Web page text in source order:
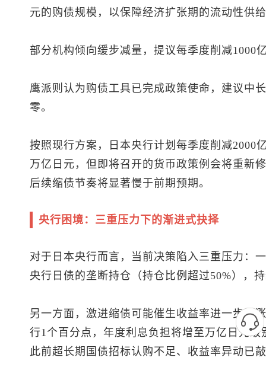
元的购债规模，以保障经济扩张期的流动性供
部分机构倾向缓步减量，提议每季度削减1000
鹰派则认为购债工具已完成政策使命，建议中
零。
按照现行方案，日本央行计划每季度削减2000
万亿日元，但即将召开的货币政策例会将重新
后续缩债节奏将显著慢于前期预期。
央行困境：三重压力下的渐进式抉择
对于日本央行而言，当前决策陷入三重压力：
央行日债的垄断持仓（持仓比例超过50%），
另一方面，激进缩债可能催生收益率进一步暴
行1个百分点，年度利息负担将增至万亿日元
此前超长期国债招标认购不足、收益率异动已